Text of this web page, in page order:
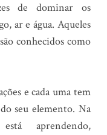
de dominar os
ar e água. Aqueles
conhecidos como
e cada uma tem
seu elemento. Na
aprendendo,